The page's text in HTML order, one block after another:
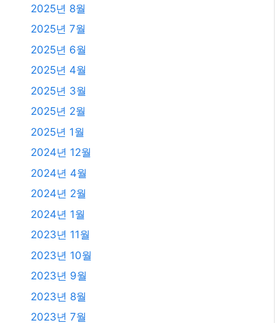
2025년 8월
2025년 7월
2025년 6월
2025년 4월
2025년 3월
2025년 2월
2025년 1월
2024년 12월
2024년 4월
2024년 2월
2024년 1월
2023년 11월
2023년 10월
2023년 9월
2023년 8월
2023년 7월